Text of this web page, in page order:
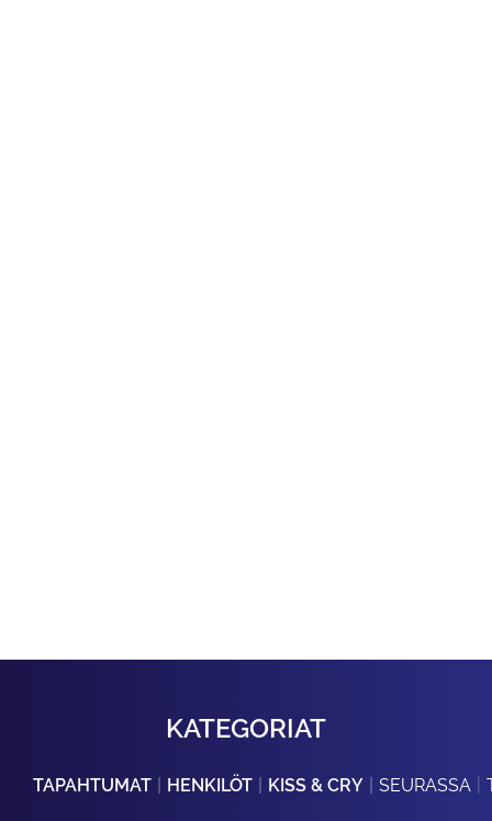
KATEGORIAT
TAPAHTUMAT HENKILÖT KISS & CRY SEURASSA